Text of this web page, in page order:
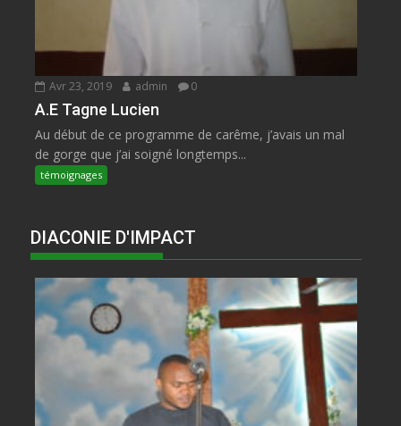
Avr 23, 2019 admin 0
A.E Tagne Lucien
Au début de ce programme de carême, j’avais un mal
de gorge que j’ai soigné longtemps...
témoignages
DIACONIE D'IMPACT